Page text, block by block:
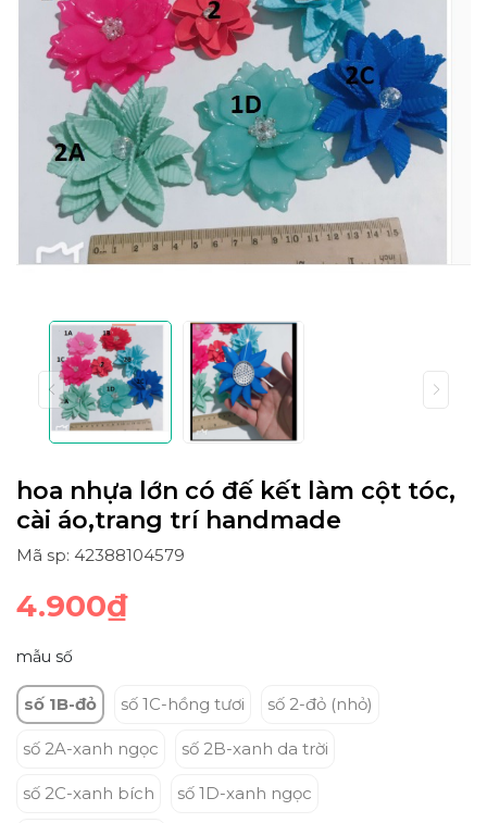
hoa nhựa lớn có đế kết làm cột tóc,
cài áo,trang trí handmade
Mã sp: 42388104579
4.900₫
mẫu số
số 1B-đỏ số 1C-hồng tươi số 2-đỏ (nhỏ)
số 2A-xanh ngọc số 2B-xanh da trời
số 2C-xanh bích số 1D-xanh ngọc